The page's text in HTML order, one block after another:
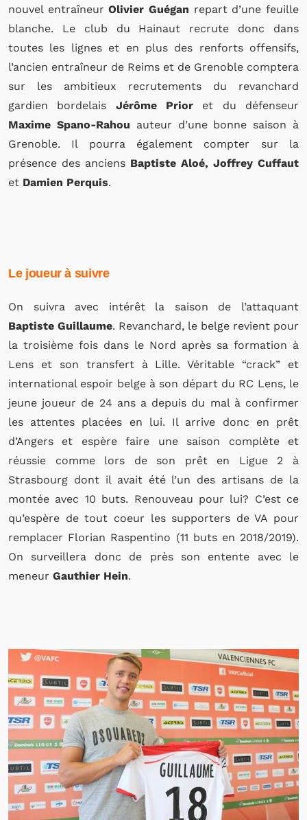
nouvel entraîneurOlivier Guégan repart d’une feuille
blanche. Le club du Hainaut recrute donc dans
toutes les lignes et en plus des renforts offensifs,
l’ancien entraîneur de Reims et de Grenoble comptera
sur les ambitieux recrutements du revanchard
gardien bordelais Jérôme Prior et du défenseur
Maxime Spano-Rahou auteur d’une bonne saison à
Grenoble. Il pourra également compter sur la
présence des anciens Baptiste Aloé, Joffrey Cuffaut
et Damien Perquis.
Le joueur à suivre
On suivra avec intérêt la saison de l’attaquant
Baptiste Guillaume. Revanchard, le belge revient pour
la troisième fois dans le Nord après sa formation à
Lens et son transfert à Lille. Véritable “crack” et
international espoir belge à son départ du RC Lens, le
jeune joueur de 24 ans a depuis du mal à confirmer
les attentes placées en lui. Il arrive donc en prêt
d’Angers et espère faire une saison complète et
réussie comme lors de son prêt en Ligue 2 à
Strasbourg dont il avait été l’un des artisans de la
montée avec 10 buts. Renouveau pour lui? C’est ce
qu’espère de tout coeur les supporters de VA pour
remplacer Florian Raspentino (11 buts en 2018/2019).
On surveillera donc de près son entente avec le
meneur Gauthier Hein.